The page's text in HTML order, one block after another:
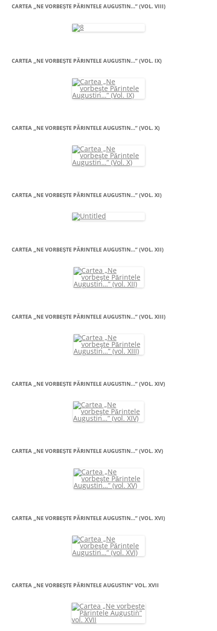
CARTEA „NE VORBEŞTE PĂRINTELE AUGUSTIN…” (VOL. VIII)
CARTEA „NE VORBEŞTE PĂRINTELE AUGUSTIN…” (VOL. IX)
CARTEA „NE VORBEŞTE PĂRINTELE AUGUSTIN…” (VOL. X)
CARTEA „NE VORBEŞTE PĂRINTELE AUGUSTIN…” (VOL. XI)
CARTEA „NE VORBEŞTE PĂRINTELE AUGUSTIN…” (VOL. XII)
CARTEA „NE VORBEŞTE PĂRINTELE AUGUSTIN…” (VOL. XIII)
CARTEA „NE VORBEŞTE PĂRINTELE AUGUSTIN…” (VOL. XIV)
CARTEA „NE VORBEŞTE PĂRINTELE AUGUSTIN…” (VOL. XV)
CARTEA „NE VORBEŞTE PĂRINTELE AUGUSTIN…” (VOL. XVI)
CARTEA „NE VORBEŞTE PĂRINTELE AUGUSTIN” VOL. XVII